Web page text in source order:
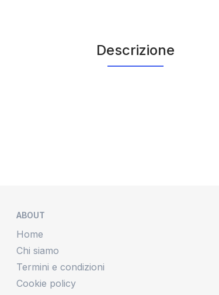
Descrizione
ABOUT
Home
Chi siamo
Termini e condizioni
Cookie policy